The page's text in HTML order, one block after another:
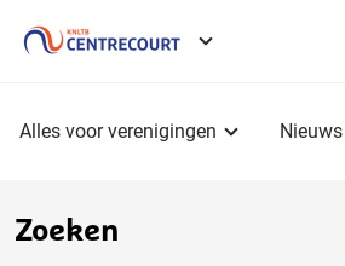
Alles voor verenigingen Nieuws
Zoeken